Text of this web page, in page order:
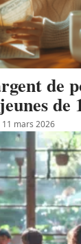
de
de
11 mars 2026